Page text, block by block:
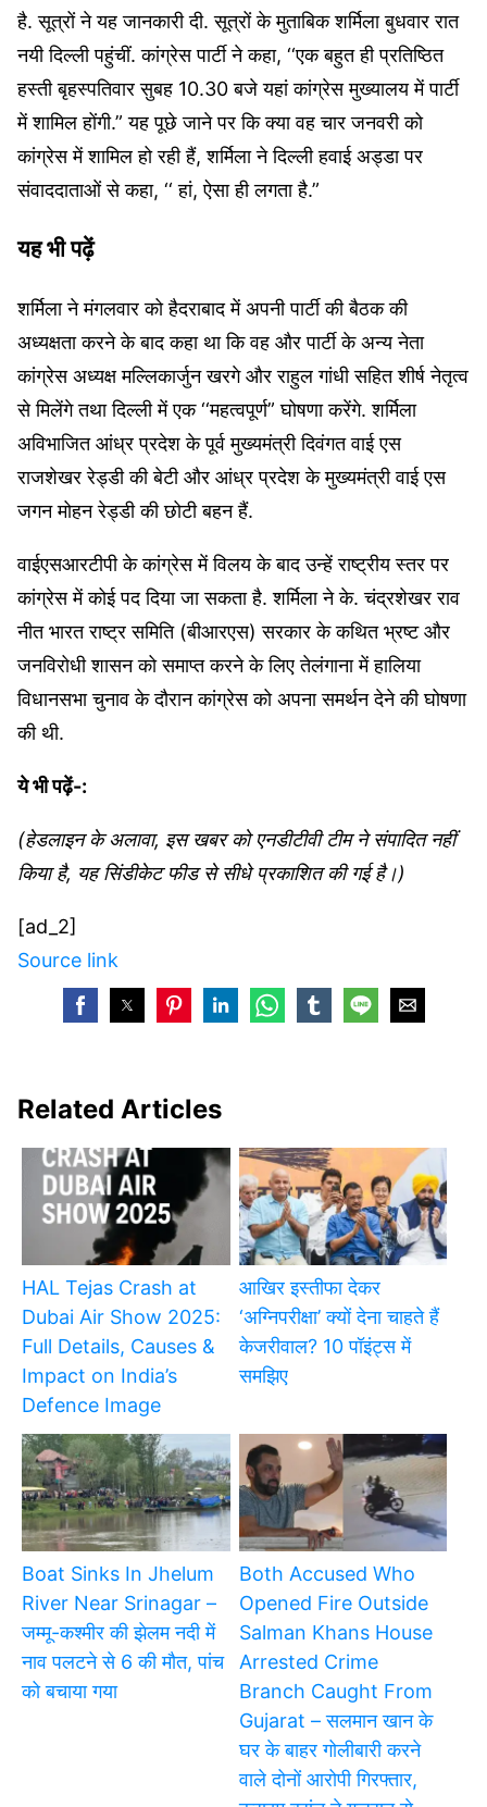
है. सूत्रों ने यह जानकारी दी. सूत्रों के मुताबिक शर्मिला बुधवार रात
नयी दिल्ली पहुंचीं. कांग्रेस पार्टी ने कहा, ‘‘एक बहुत ही प्रतिष्ठित
हस्ती बृहस्पतिवार सुबह 10.30 बजे यहां कांग्रेस मुख्यालय में पार्टी
में शामिल होंगी.” यह पूछे जाने पर कि क्या वह चार जनवरी को
कांग्रेस में शामिल हो रही हैं, शर्मिला ने दिल्ली हवाई अड्डा पर
संवाददाताओं से कहा, ‘‘ हां, ऐसा ही लगता है.”
यह भी पढ़ें
शर्मिला ने मंगलवार को हैदराबाद में अपनी पार्टी की बैठक की
अध्यक्षता करने के बाद कहा था कि वह और पार्टी के अन्य नेता
कांग्रेस अध्यक्ष मल्लिकार्जुन खरगे और राहुल गांधी सहित शीर्ष नेतृत्व
से मिलेंगे तथा दिल्ली में एक ‘‘महत्वपूर्ण” घोषणा करेंगे. शर्मिला
अविभाजित आंध्र प्रदेश के पूर्व मुख्यमंत्री दिवंगत वाई एस
राजशेखर रेड्डी की बेटी और आंध्र प्रदेश के मुख्यमंत्री वाई एस
जगन मोहन रेड्डी की छोटी बहन हैं.
वाईएसआरटीपी के कांग्रेस में विलय के बाद उन्हें राष्ट्रीय स्तर पर
कांग्रेस में कोई पद दिया जा सकता है. शर्मिला ने के. चंद्रशेखर राव
नीत भारत राष्ट्र समिति (बीआरएस) सरकार के कथित भ्रष्ट और
जनविरोधी शासन को समाप्त करने के लिए तेलंगाना में हालिया
विधानसभा चुनाव के दौरान कांग्रेस को अपना समर्थन देने की घोषणा
की थी.
ये भी पढ़ें-:
(हेडलाइन के अलावा, इस खबर को एनडीटीवी टीम ने संपादित नहीं
किया है, यह सिंडीकेट फीड से सीधे प्रकाशित की गई है।)
[ad_2]
Source link
Related Articles
HAL Tejas Crash at
Dubai Air Show 2025:
Full Details, Causes &
Impact on India’s
Defence Image
आखिर इस्तीफा देकर
‘अग्निपरीक्षा’ क्यों देना चाहते हैं
केजरीवाल? 10 पॉइंट्स में
समझिए
Boat Sinks In Jhelum
River Near Srinagar –
जम्मू-कश्मीर की झेलम नदी में
नाव पलटने से 6 की मौत, पांच
को बचाया गया
Both Accused Who
Opened Fire Outside
Salman Khans House
Arrested Crime
Branch Caught From
Gujarat – सलमान खान के
घर के बाहर गोलीबारी करने
वाले दोनों आरोपी गिरफ्तार,